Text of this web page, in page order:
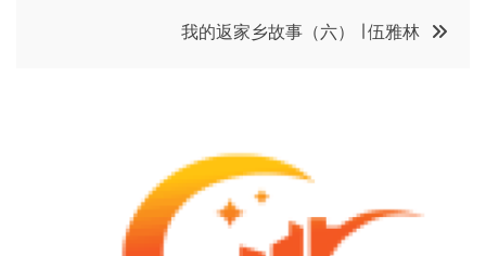
我的返家乡故事（六） ∣ 伍雅林